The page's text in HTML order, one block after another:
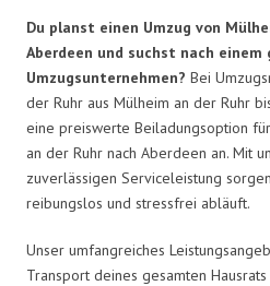
Du planst einen Umzug von
Aberdeen und suchst nach einem
Umzugsunternehmen? Bei
der Ruhr aus Mülheim an der Ruhr
eine preiswerte Beiladungsoption
an der Ruhr nach Aberdeen an. Mit
zuverlässigen Serviceleistung
reibungslos und stressfrei abläuft.
Unser umfangreiches
Transport deines gesamten